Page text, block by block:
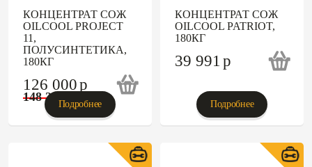
КОНЦЕНТРАТ СОЖ
OILCOOL PROJECT
11,
ПОЛУСИНТЕТИКА,
180КГ
126 000p
148 235
Подробнее
КОНЦЕНТРАТ СОЖ
OILCOOL PATRIOT,
180КГ
39 991p
Подробнее